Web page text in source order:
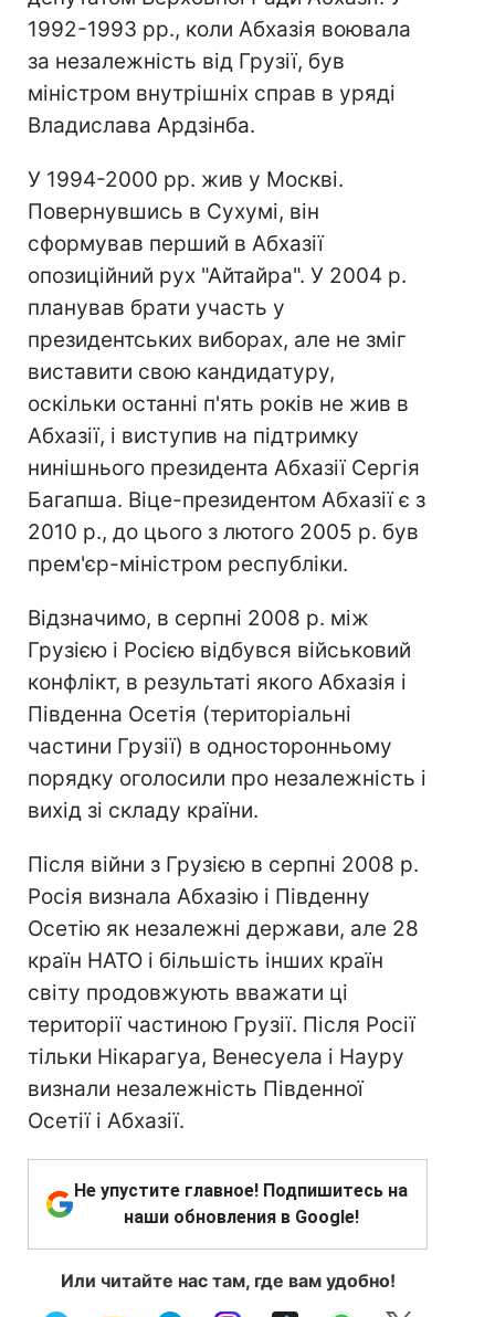
1992-1993 рр., коли Абхазія воювала
за незалежність від Грузії, був
міністром внутрішніх справ в уряді
Владислава Ардзінба.
У 1994-2000 рр. жив у Москві.
Повернувшись в Сухумі, він
сформував перший в Абхазії
опозиційний рух "Айтайра". У 2004 р.
планував брати участь у
президентських виборах, але не зміг
виставити свою кандидатуру,
оскільки останні п'ять років не жив в
Абхазії, і виступив на підтримку
нинішнього президента Абхазії Сергія
Багапша. Віце-президентом Абхазії є з
2010 р., до цього з лютого 2005 р. був
прем'єр-міністром республіки.
Відзначимо, в серпні 2008 р. між
Грузією і Росією відбувся військовий
конфлікт, в результаті якого Абхазія і
Південна Осетія (територіальні
частини Грузії) в односторонньому
порядку оголосили про незалежність і
вихід зі складу країни.
Після війни з Грузією в серпні 2008 р.
Росія визнала Абхазію і Південну
Осетію як незалежні держави, але 28
країн НАТО і більшість інших країн
світу продовжують вважати ці
території частиною Грузії. Після Росії
тільки Нікарагуа, Венесуела і Науру
визнали незалежність Південної
Осетії і Абхазії.
Не упустите главное! Подпишитесь на
наши обновления в Google!
Или читайте нас там, где вам удобно!